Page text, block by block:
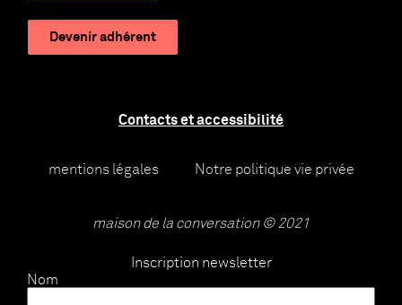
Devenir adhérent
Contacts et accessibilité
mentions légales Notre politique vie privée
maison de la conversation © 2021
Inscription newsletter
Nom